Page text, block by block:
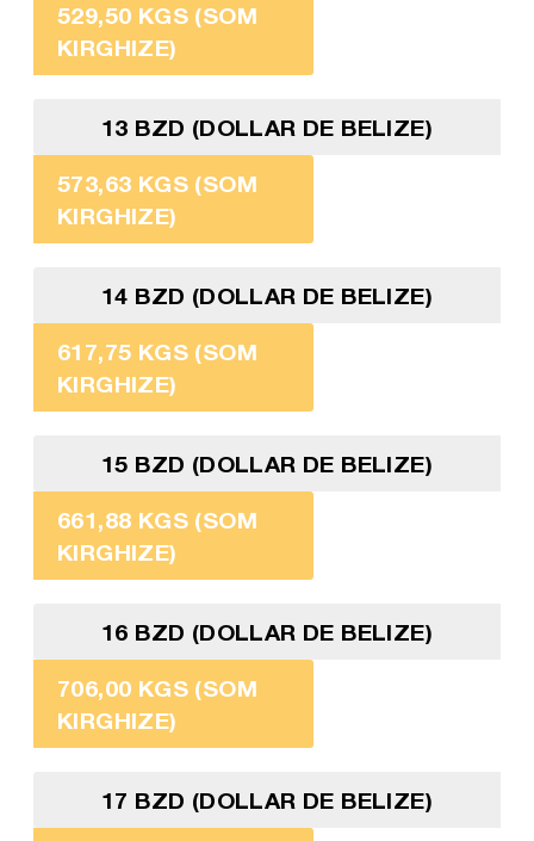
529,50 KGS (SOM
KIRGHIZE)
13 BZD (DOLLAR DE BELIZE)
573,63 KGS (SOM
KIRGHIZE)
14 BZD (DOLLAR DE BELIZE)
617,75 KGS (SOM
KIRGHIZE)
15 BZD (DOLLAR DE BELIZE)
661,88 KGS (SOM
KIRGHIZE)
16 BZD (DOLLAR DE BELIZE)
706,00 KGS (SOM
KIRGHIZE)
17 BZD (DOLLAR DE BELIZE)